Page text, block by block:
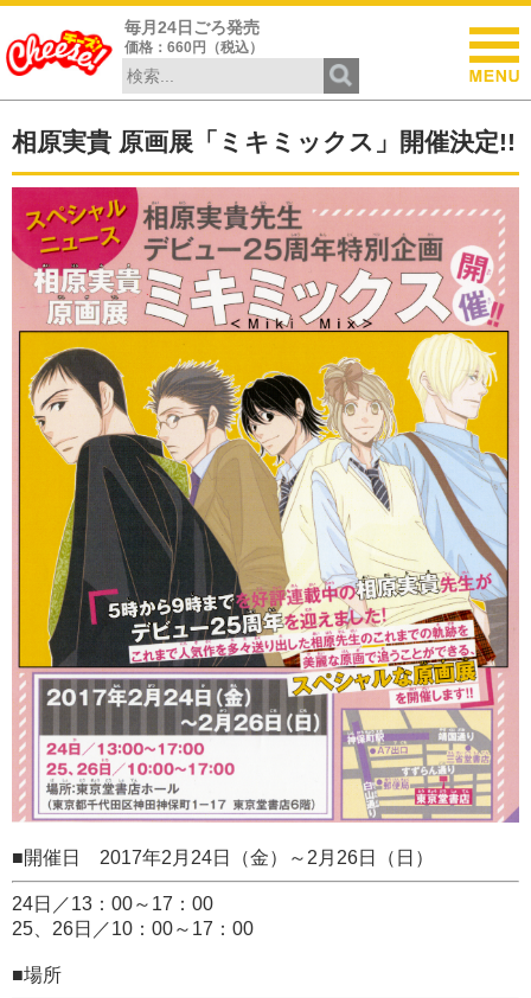
毎月24日ごろ発売
価格：660円（税込）
相原実貴 原画展「ミキミックス」開催決定!!
■開催日 2017年2月24日（金）～2月26日（日）
24日／13：00～17：00
25、26日／10：00～17：00
■場所